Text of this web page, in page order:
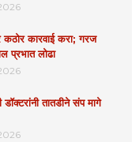
कठोर कारवाई करा; गरज
प्रभात लोढा
तातडीने संप मागे